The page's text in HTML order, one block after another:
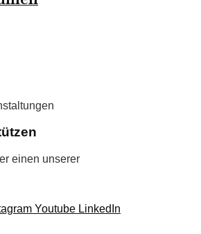
einen unserer
Youtube LinkedIn